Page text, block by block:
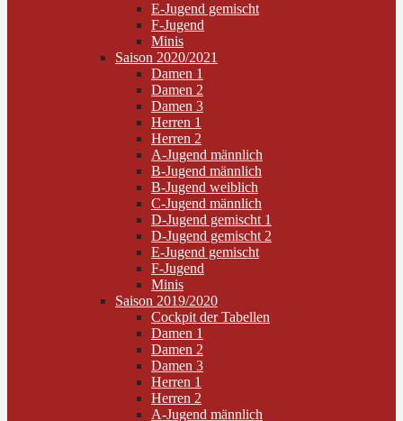
E-Jugend gemischt
F-Jugend
Minis
Saison 2020/2021
Damen 1
Damen 2
Damen 3
Herren 1
Herren 2
A-Jugend männlich
B-Jugend männlich
B-Jugend weiblich
C-Jugend männlich
D-Jugend gemischt 1
D-Jugend gemischt 2
E-Jugend gemischt
F-Jugend
Minis
Saison 2019/2020
Cockpit der Tabellen
Damen 1
Damen 2
Damen 3
Herren 1
Herren 2
A-Jugend männlich